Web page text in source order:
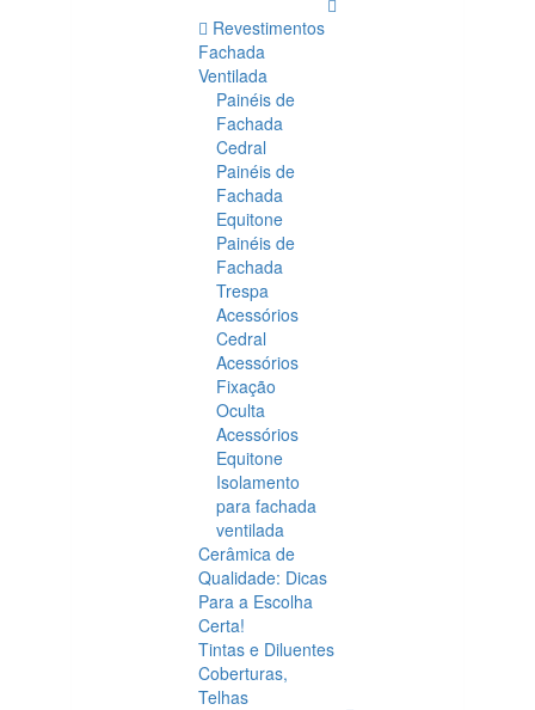
Revestimentos
Fachada
Ventilada
Painéis de
Fachada
Cedral
Painéis de
Fachada
Equitone
Painéis de
Fachada
Trespa
Acessórios
Cedral
Acessórios
Fixação
Oculta
Acessórios
Equitone
Isolamento
para fachada
ventilada
Cerâmica de
Qualidade: Dicas
Para a Escolha
Certa!
Tintas e Diluentes
Coberturas,
Telhas